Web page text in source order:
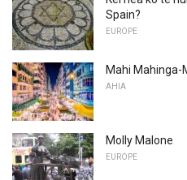
Spain?
EUROPE
Mahi Mahinga-
AHIA
Molly Malone
EUROPE